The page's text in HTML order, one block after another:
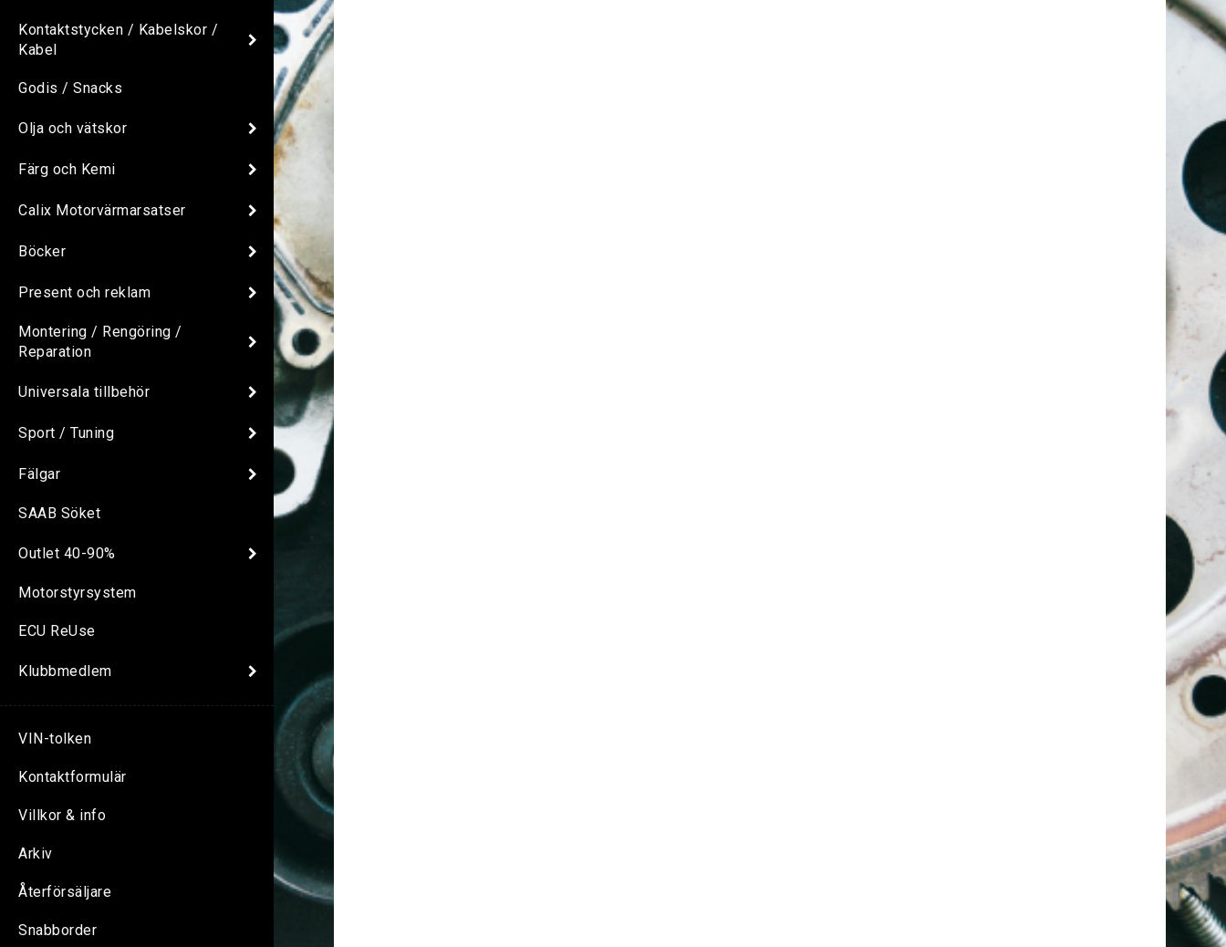
Kontaktstycken / Kabelskor /
Kabel
Godis / Snacks
Olja och vätskor
Färg och Kemi
Calix Motorvärmarsatser
Böcker
Present och reklam
Montering / Rengöring /
Reparation
Universala tillbehör
Sport / Tuning
Fälgar
SAAB Söket
Outlet 40-90%
Motorstyrsystem
ECU ReUse
Klubbmedlem
VIN-tolken
Kontaktformulär
Villkor & info
Arkiv
Återförsäljare
Snabborder